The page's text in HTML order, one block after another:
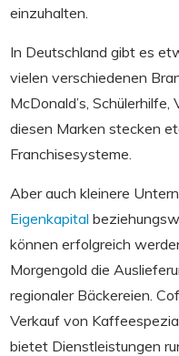
einzuhalten.
In Deutschland gibt es
vielen verschiedenen
McDonald’s,
diesen Marken stecken
Franchisesysteme.
Aber auch kleinere
Eigenkapital
können erfolgreich
Morgengold die
regionaler Bäckereien.
Verkauf von
bietet Dienstleistungen